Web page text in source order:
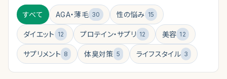
すべて AGA・薄毛 30 性の悩み 15
ダイエット 12 プロテイン・サプリ 12 美容 12
サプリメント 8 体臭対策 5 ライフスタイル 3